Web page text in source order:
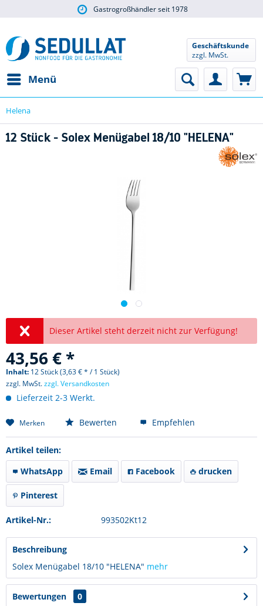
Gastrogroßhändler seit 1978
Menü
Geschäftskunde
zzgl. MwSt.
Helena
12 Stück - Solex Menügabel 18/10 "HELENA"
Dieser Artikel steht derzeit nicht zur Verfügung!
43,56 € *
Inhalt: 12 Stück (3,63 € * / 1 Stück)
zzgl. MwSt.zzgl. Versandkosten
Lieferzeit 2-3 Werkt.
Merken Bewerten Empfehlen
Artikel teilen:
WhatsApp
Email Facebook drucken
Pinterest
Artikel-Nr.: 993502Kt12
Beschreibung
Solex Menügabel 18/10 "HELENA" mehr
Bewertungen
0